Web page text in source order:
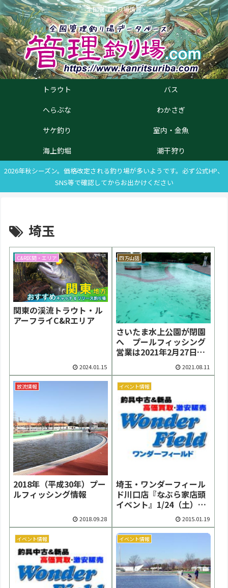
全国管理釣り場情報
トラウト
バス
へらぶな
わかさぎ
サケ釣り
室内・金魚
海上釣堀
潮干狩り
2026年秋シーズン。価格改定される釣り場が多いようです。必ず公式HP、
SNS等で確認してからお出かけください
埼玉
C&R区間・エリア
関東の渓流トラウト・ル
アーフライC&Rエリア
2024.01.15
四方山話
さいたま水上公園が閉園
へ プールフィッシング
営業は2021年2月27日ま
2021.08.11
放流情報
2018年（平成30年）プー
ルフィッシング情報
2018.09.28
イベント情報
埼玉・ワンダーフィール
ド川口店『なぶら家店頭
イベント』1/24（土）開
2015.01.19
イベント情報 イベント情報